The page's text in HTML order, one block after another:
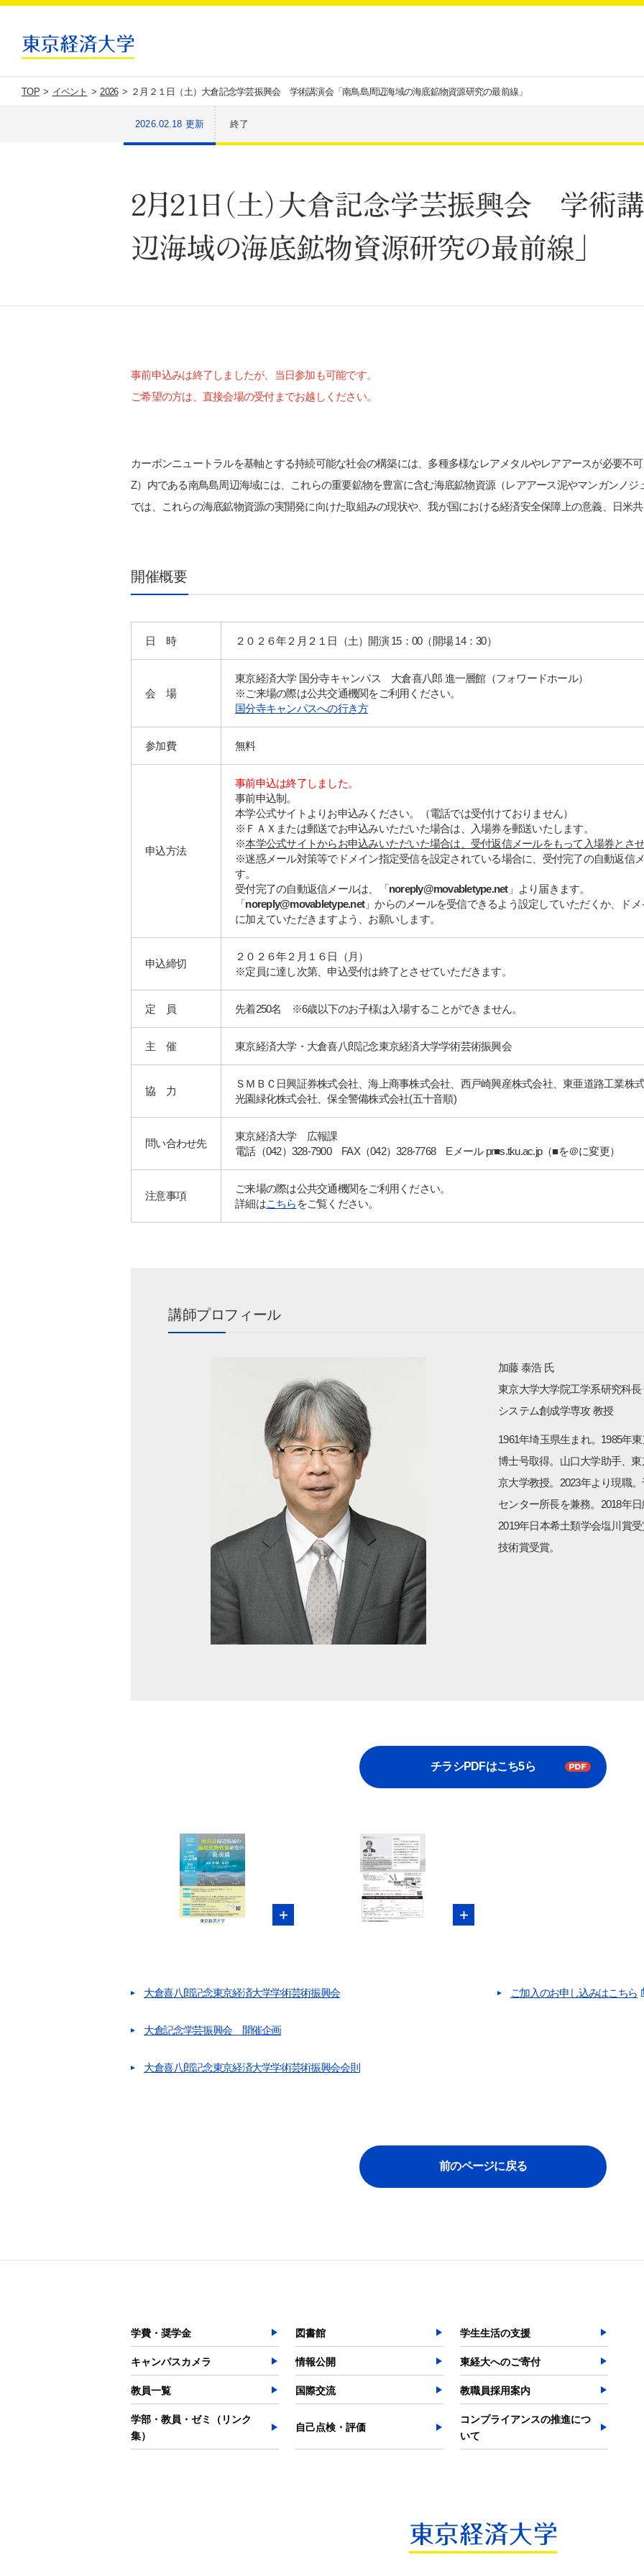
検索する
よく検索されるページ
TOP イベント 2026 ２月２１日（土）大倉記念学芸振興会 学術講演会「南鳥島周辺海域の海底鉱物資源研究の最前線」
2026.02.18 更新 終了
２月２１日（土）大倉記念学芸振興会 学術
辺海域の海底鉱物資源研究の最前線」
事前申込みは終了しましたが、当日参加も可能です。
ご希望の方は、直接会場の受付までお越しください。
カーボンニュートラルを基軸とする持続可能な社会の構築には、多種多様なレアメタルやレアアースが必要不
Z）内である南鳥島周辺海域には、これらの重要鉱物を豊富に含む海底鉱物資源（レアアース泥やマンガンノ
では、これらの海底鉱物資源の実開発に向けた取組みの現状や、我が国における経済安全保障上の意義、日米
開催概要
日 時 ２０２６年２月２１日（土）開演 15：00（開場 14：30）
会 場
東京経済大学 国分寺キャンパス 大倉喜八郎 進一層館（フォワードホール）
※ご来場の際は公共交通機関をご利用ください。
国分寺キャンパスへの行き方
参加費 無料
申込方法
事前申込は終了しました。
事前申込制。
本学公式サイト よりお申込みください。（電話では受付けておりません）
※ＦＡＸまたは郵送でお申込みいただいた場合は、入場券を郵送いたします。
※本学公式サイトからお申込みいただいた場合は、受付返信メールをもって入場券とさ
※迷惑メール対策等でドメイン指定受信を設定されている場合に、受付完了の自動返信
す。
受付完了の自動返信メールは、「noreply@movabletype.net」より届きます。
「noreply@movabletype.net」からのメールを受信できるよう設定していただくか、ドメ
に加えていただきますよう、お願いします。
申込締切
２０２６年２月１６日（月）
※定員に達し次第、申込受付は終了とさせていただきます。
定 員 先着250名 ※6歳以下のお子様は入場することができません。
主 催 東京経済大学・大倉喜八郎記念東京経済大学学術芸術振興会
協 力
ＳＭＢＣ日興証券株式会社、海上商事株式会社、西戸崎興産株式会社、東亜道路工業株
光園緑化株式会社、保全警備株式会社(五十音順)
問い合わせ先
東京経済大学 広報課
電話（042）328-7900 FAX（042）328-7768 Eメール pr■s.tku.ac.jp（■を＠に変更）
注意事項
ご来場の際は公共交通機関をご利用ください。
詳細はこちら をご覧ください。
講師プロフィール
加藤 泰浩 氏
東京大学大学院工学系研究科
システム創成学専攻 教授
1961年埼玉県生まれ。1985年
博士号取得。山口大学助手、
京大学教授。2023年より現職
センター所長を兼務。2018年
2019年日本希土類学会塩川賞
技術賞受賞。
チラシPDFはこち5ら
大倉喜八郎記念東京経済大学学術芸術振興会
大倉記念学芸振興会 開催企画
大倉喜八郎記念東京経済大学学術芸術振興会会則
ご加入のお申し込みはこちら
前のページに戻る
学費・奨学金 図書館 学生生活の支援
キャンパスカメラ 情報公開 東経大へのご寄付
教員一覧 国際交流 教職員採用案内
学部・教員・ゼミ（リンク
集）
自己点検・評価
コンプライアンスの推進につ
いて